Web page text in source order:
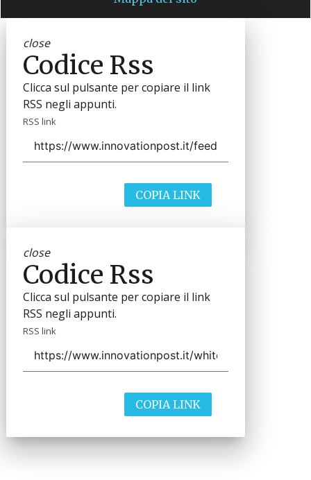
close
Codice Rss
Clicca sul pulsante per copiare il link
RSS negli appunti.
RSS link
COPIA LINK
close
Codice Rss
Clicca sul pulsante per copiare il link
RSS negli appunti.
RSS link
COPIA LINK